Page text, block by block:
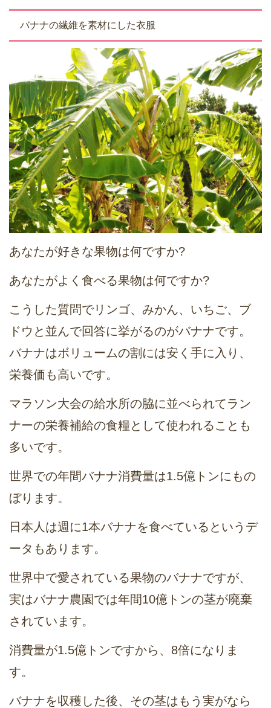
バナナの繊維を素材にした衣服
あなたが好きな果物は何ですか?
あなたがよく食べる果物は何ですか?
こうした質問でリンゴ、みかん、いちご、ブ
ドウと並んで回答に挙がるのがバナナです。
バナナはボリュームの割には安く手に入り、
栄養価も高いです。
マラソン大会の給水所の脇に並べられてラン
ナーの栄養補給の食糧として使われることも
多いです。
世界での年間バナナ消費量は1.5億トンにもの
ぼります。
日本人は週に1本バナナを食べているというデ
ータもあります。
世界中で愛されている果物のバナナですが、
実はバナナ農園では年間10億トンの茎が廃棄
されています。
消費量が1.5億トンですから、8倍になりま
す。
バナナを収穫した後、その茎はもう実がなら